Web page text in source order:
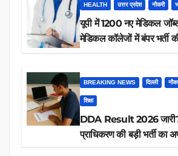
HEALTH उत्तर प्रदेश नौकरी
यूपी में 1200 नए मेडिकल
मेडिकल कॉलेजों में बंपर भर्ती
BREAKING NEWS दिल्ली
शिक्षा
DDA Result 2026 जारी?
प्राधिकरण की बड़ी भर्ती का